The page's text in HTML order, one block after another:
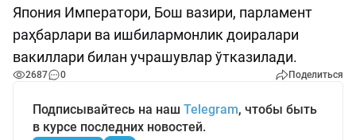
Япония Императори, Бош вазири, парламент
раҳбарлари ва ишбилармонлик доиралари
вакиллари билан учрашувлар ўтказилади.
2687 0 Поделиться
Подписывайтесь на наш Telegram, чтобы быть
в курсе последних новостей.